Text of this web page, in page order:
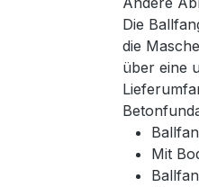
Die
die
über eine
Mit